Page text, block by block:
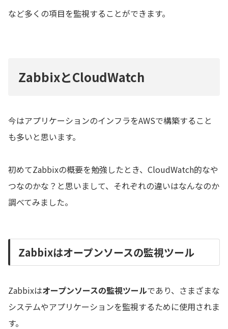
など多くの項目を監視することができます。
ZabbixとCloudWatch
今はアプリケーションのインフラをAWSで構築すること
も多いと思います。
初めてZabbixの概要を勉強したとき、CloudWatch的なや
つなのかな？と思いまして、それぞれの違いはなんなのか
調べてみました。
Zabbixはオープンソースの監視ツール
Zabbixはオープンソースの監視ツールであり、さまざまな
システムやアプリケーションを監視するために使用されま
す。